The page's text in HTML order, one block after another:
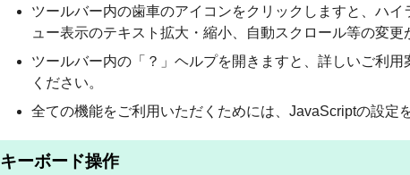
ツールバー内の歯車のアイコンをクリックしますと、ハ
ュー表示のテキスト拡大・縮小、自動スクロール等の変更
ツールバー内の「？」ヘルプを開きますと、詳しいご利
ください。
全ての機能をご利用いただくためには、JavaScriptの設定
キーボード操作